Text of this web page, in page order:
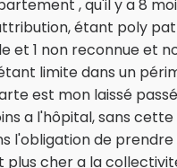
, qu'il y a 8
étant poly
et 1 non reconnue et
limite dans un
est mon laissé
a l'hôpital, sans
l'obligation de prendre
cher a la